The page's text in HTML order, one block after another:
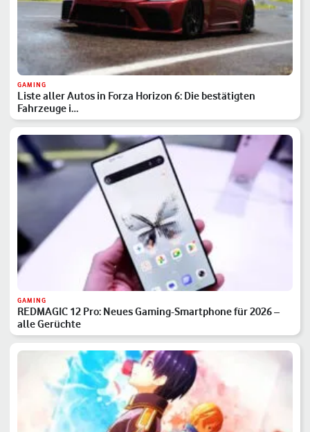
GAMING
Liste aller Autos in Forza Horizon 6: Die bestätigten
Fahrzeuge i…
GAMING
REDMAGIC 12 Pro: Neues Gaming-Smartphone für 2026 –
alle Gerüchte